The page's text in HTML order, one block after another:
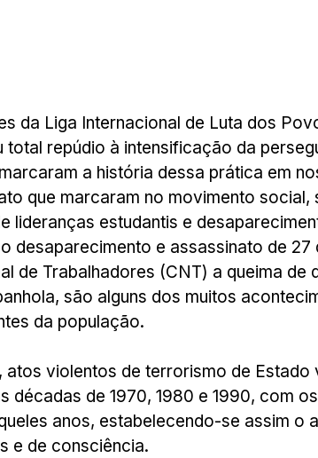
da Liga Internacional de Luta dos
total repúdio à intensificação da
a história dessa prática em
que marcaram no movimento social,
lideranças estudantis e
desaparecimento e assassinato de 27
de Trabalhadores (CNT) a queima de
são alguns dos muitos
da população.
atos violentos de terrorismo de Estado
décadas de 1970, 1980 e 1990, com
anos, estabelecendo-se assim o
e de consciência.